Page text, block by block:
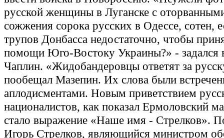
русской женщины в Луганске с
сожжения сорока русских в Одессе, сотен,
трупов Донбасса недостаточно, чтобы
помощи Юго-Востоку Украины?» - задался
Чаплин. «Жидобандеровцы ответят за
пообещал Мазепин. Их слова были
аплодисментами. Новым приветствием
националистов, как показал Ермоловский
стало выражение «Наше имя - Стрелков».
Игорь Стрелков, являющийся министром